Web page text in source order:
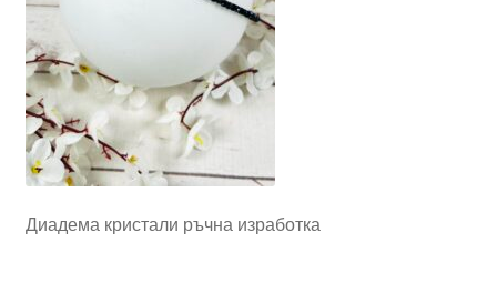
Диадема кристали ръчна изработка